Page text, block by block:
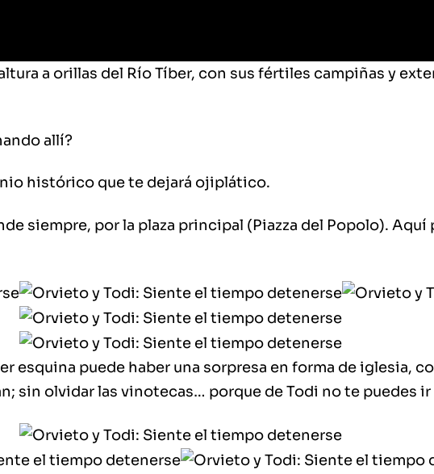
a orillas del Río Tíber, con sus fértiles campiñas y
allí?
histórico que te dejará ojiplático.
siempre, por la plaza principal (Piazza del Popolo). Aquí
esquina puede haber una sorpresa en forma de iglesia,
sin olvidar las vinotecas… porque de Todi no te puedes ir